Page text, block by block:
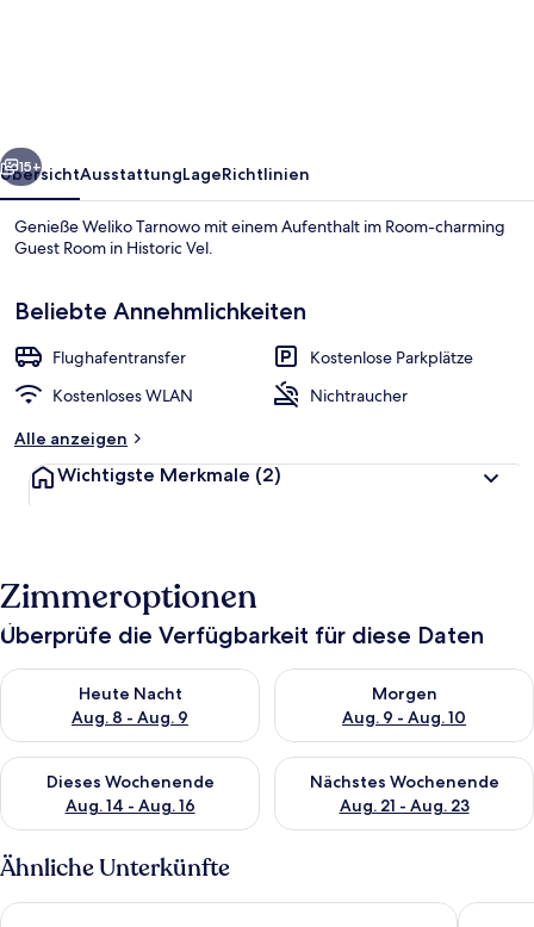
Vel
Weiter
15+
ÜbersichtAusstattungLageRichtlinien
Genieße Weliko Tarnowo mit einem Aufenthalt im Room-charming
Guest Room in Historic Vel.
Beliebte Annehmlichkeiten
Flughafentransfer
Kostenlose Parkplätze
Kostenloses WLAN
Nichtraucher
Alle anzeigen
Wichtigste Merkmale (2)
Zimmeroptionen
Überprüfe die Verfügbarkeit für diese Daten
Heute Nacht
Aug. 8 - Aug. 9
Überprüfe die Verfügbarkeit für heute Nacht, Aug. 8 - Aug. 9.
Morgen
Aug. 9 - Aug. 10
Überprüfe die Verfügbarkeit
Dieses Wochenende
Aug. 14 - Aug. 16
Überprüfe die Verfügbarkeit für dieses Wochenende, Aug. 14
Nächstes Wochenende
Aug. 21 - Aug. 23
Überprüfe die Verfügbarkeit
Ähnliche Unterkünfte
Park Hotel Novel Hotel